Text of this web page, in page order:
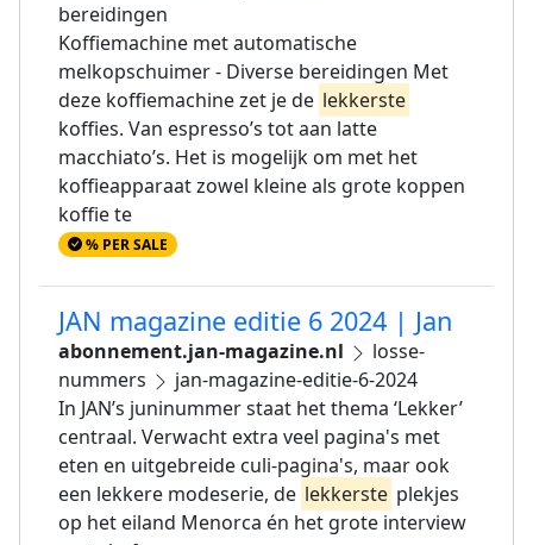
bereidingen
Koffiemachine met automatische
melkopschuimer - Diverse bereidingen Met
deze koffiemachine zet je de lekkerste
koffies. Van espresso’s tot aan latte
macchiato’s. Het is mogelijk om met het
koffieapparaat zowel kleine als grote koppen
koffie te
% PER SALE
JAN magazine editie 6 2024 | Jan
abonnement.jan-magazine.nl
losse-
nummers
jan-magazine-editie-6-2024
In JAN’s juninummer staat het thema ‘Lekker’
centraal. Verwacht extra veel pagina's met
eten en uitgebreide culi-pagina's, maar ook
een lekkere modeserie, de lekkerste plekjes
op het eiland Menorca én het grote interview